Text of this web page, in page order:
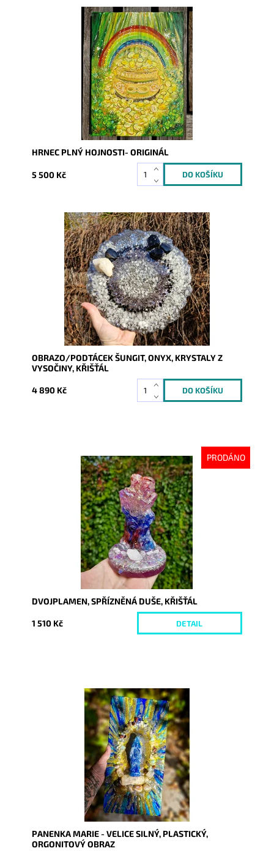
Skladem
10262
HRNEC PLNÝ HOJNOSTI- ORIGINÁL
5 500 Kč
Dostupnost:
Skladem
10002
OBRAZO/PODTÁCEK ŠUNGIT, ONYX, KRYSTALY Z
VYSOČINY, KŘIŠŤÁL
4 890 Kč
PRODÁNO
Vyprodáno
10352
DVOJPLAMEN, SPŘÍZNĚNÁ DUŠE, KŘIŠŤÁL
1 510 Kč DETAIL
Skladem
10397
PANENKA MARIE - VELICE SILNÝ, PLASTICKÝ,
ORGONITOVÝ OBRAZ